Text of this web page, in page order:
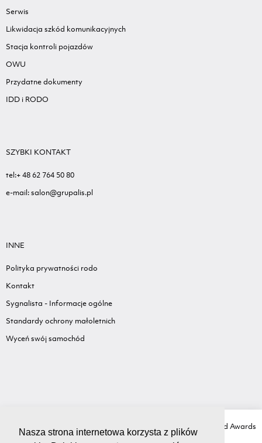
Nasza strona internetowa korzysta z plików
Serwis
Likwidacja szkód komunikacyjnych
Stacja kontroli pojazdów
OWU
Przydatne dokumenty
IDD i RODO
SZYBKI KONTAKT
tel:+ 48 62 764 50 80
e-mail: salon@grupalis.pl
INNE
Polityka prywatności rodo
Kontakt
Sygnalista - Informacje ogólne
Standardy ochrony małoletnich
Wyceń swój samochód
Copyright Ⓒ GRUPA LIS Created with love by Ad Awards